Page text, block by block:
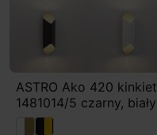
ASTRO Ako 420 kinkiet
1481014/5 czarny, biały